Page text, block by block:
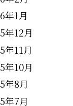
年1月
年12月
年11月
年10月
年8月
年7月